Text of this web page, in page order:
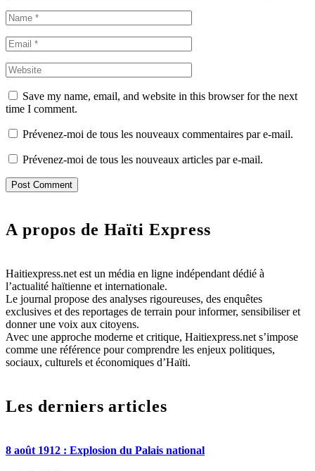
Save my name, email, and website in this browser for the next
time I comment.
Prévenez-moi de tous les nouveaux commentaires par e-mail.
Prévenez-moi de tous les nouveaux articles par e-mail.
A propos de Haïti Express
Haitiexpress.net est un média en ligne indépendant dédié à
l’actualité haïtienne et internationale.
Le journal propose des analyses rigoureuses, des enquêtes
exclusives et des reportages de terrain pour informer, sensibiliser et
donner une voix aux citoyens.
Avec une approche moderne et critique, Haitiexpress.net s’impose
comme une référence pour comprendre les enjeux politiques,
sociaux, culturels et économiques d’Haïti.
Les derniers articles
8 août 1912 : Explosion du Palais national